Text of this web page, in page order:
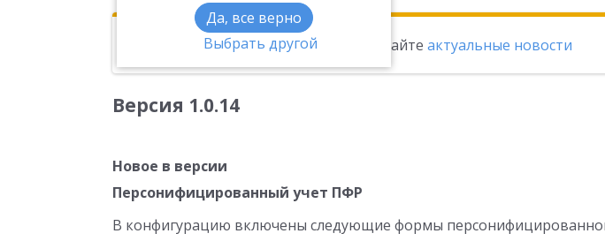
Да, все верно
Выбрать другой
Эта новость находится в архиве. Читайте актуальные новости
Версия 1.0.14
Новое в версии
Персонифицированный учет ПФР
В конфигурацию включены следующие формы